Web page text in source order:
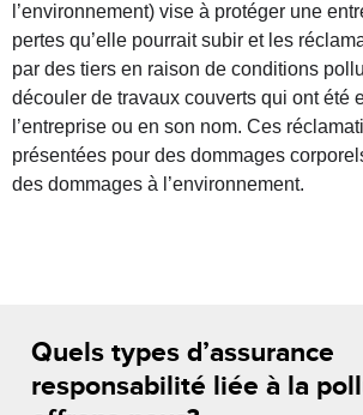
l’environnement) vise à protéger une
pertes qu’elle pourrait subir et les
par des tiers en raison de conditions
découler de travaux couverts qui ont été
l’entreprise ou en son nom. Ces
présentées pour des dommages
des dommages à l’environnement.
Quels types d’assurance
responsabilité liée à la